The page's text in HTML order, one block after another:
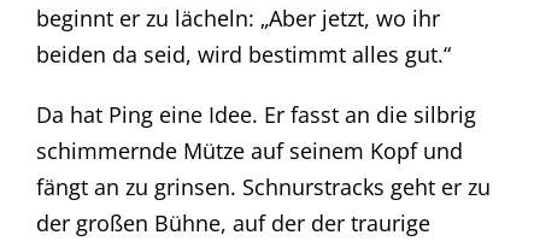
beginnt er zu lächeln: „Aber jetzt, wo ihr
beiden da seid, wird bestimmt alles gut.“
Da hat Ping eine Idee. Er fasst an die silbrig
schimmernde Mütze auf seinem Kopf und
fängt an zu grinsen. Schnurstracks geht er zu
der großen Bühne, auf der der traurige